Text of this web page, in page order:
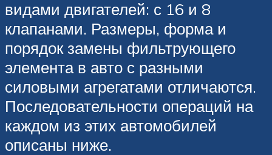
видами двигателей: с 16 и 8
клапанами. Размеры, форма и
порядок замены фильтрующего
элемента в авто с разными
силовыми агрегатами отличаются.
Последовательности операций на
каждом из этих автомобилей
описаны ниже.